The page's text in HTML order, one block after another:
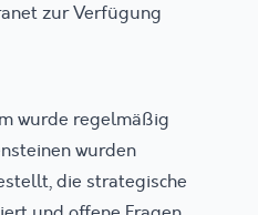
zur Verfügung
wurde regelmäßig
wurden
die strategische